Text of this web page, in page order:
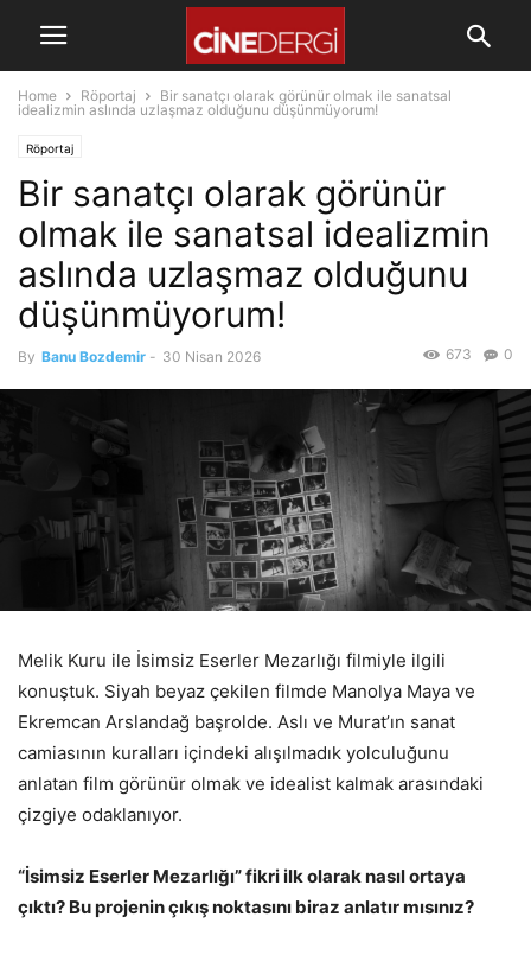
Home Röportaj
Bir sanatçı olarak görünür olmak ile sanatsal
idealizmin aslında uzlaşmaz olduğunu düşünmüyorum!
Röportaj
Bir sanatçı olarak görünür
olmak ile sanatsal idealizmin
aslında uzlaşmaz olduğunu
düşünmüyorum!
By Banu Bozdemir - 30 Nisan 2026 0
673
Melik Kuru ile İsimsiz Eserler Mezarlığı filmiyle ilgili
konuştuk. Siyah beyaz çekilen filmde Manolya Maya ve
Ekremcan Arslandağ başrolde. Aslı ve Murat’ın sanat
camiasının kuralları içindeki alışılmadık yolculuğunu
anlatan film görünür olmak ve idealist kalmak arasındaki
çizgiye odaklanıyor.
“İsimsiz Eserler Mezarlığı” fikri ilk olarak nasıl ortaya
çıktı? Bu projenin çıkış noktasını biraz anlatır mısınız?